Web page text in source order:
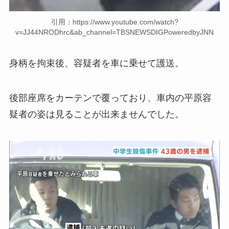
引用：https://www.youtube.com/watch?
v=JJ44NRODhrc&ab_channel=TBSNEWSDIGPoweredbyJNN
身柄を拘束後、容疑者を車に乗せて護送。
後部座席をカーテンで覆っており、車内の平原容
疑者の姿は見ることが出来ませんでした。